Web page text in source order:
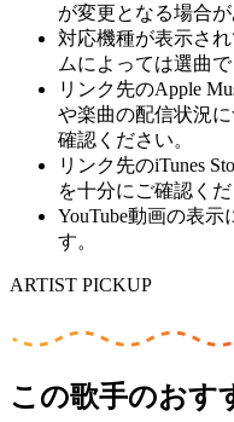
が変更となる場合が
対応機種が表示さ
ムによっては選曲
リンク先のApple
や楽曲の配信状況
確認ください。
リンク先のiTunes
を十分にご確認くだ
YouTube動画の表示
す。
ARTIST PICKUP
この歌手のおす